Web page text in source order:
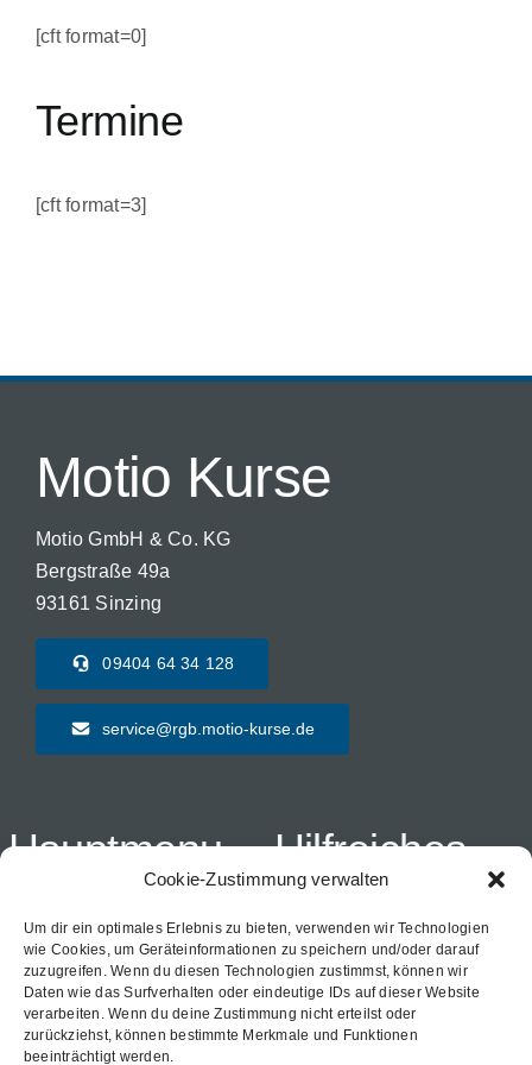
Cookie-Zustimmung verwalten
Um dir ein optimales Erlebnis zu bieten, verwenden wir Technologien
wie Cookies, um Geräteinformationen zu speichern und/oder darauf
zuzugreifen. Wenn du diesen Technologien zustimmst, können wir
Daten wie das Surfverhalten oder eindeutige IDs auf dieser Website
verarbeiten. Wenn du deine Zustimmung nicht erteilst oder
zurückziehst, können bestimmte Merkmale und Funktionen
beeinträchtigt werden.
[cft format=0]
Termine
[cft format=3]
Motio Kurse
Motio GmbH & Co. KG
Bergstraße 49a
93161 Sinzing
09404 64 34 128
service@rgb.motio-kurse.de
Hauptmenu
Termine und Anmeldung
campusTRAIL
Hilfreiches
Kontakt